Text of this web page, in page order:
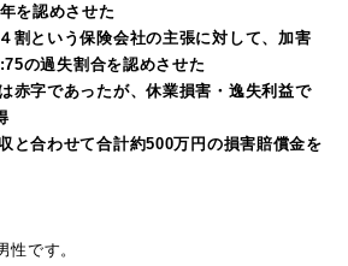
を認めさせた
という保険会社の主張に対して、加害
の過失割合を認めさせた
字であったが、休業損害・逸失利益で
合わせて合計約500万円の損害賠償金を
性です。